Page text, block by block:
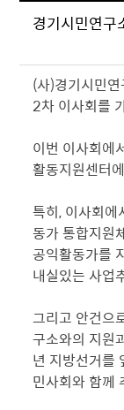
경기시민연구
(사)경기시민
2차 이사회를
이번 이사회에
활동지원센터
특히, 이사회
동가 통합지원
공익활동가를
내실있는 사업
그리고 안건으
구소와의 지원
년 지방선거를
민사회와 함께